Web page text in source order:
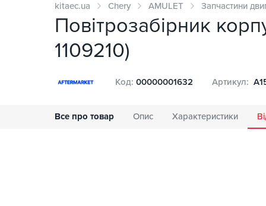
kitaec.ua Chery AMULET Запчастини
Повітрозабірник
1109210)
Все про товар Опис Характеристики
Код: 00000001632 Артикул: